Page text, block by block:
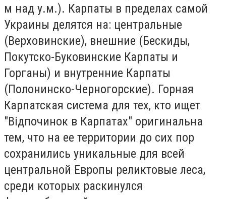
м над у.м.). Карпаты в пределах самой
Украины делятся на: центральные
(Верховинские), внешние (Бескиды,
Покутско-Буковинские Карпаты и
Горганы) и внутренние Карпаты
(Полонинско-Черногорские). Горная
Карпатская система для тех, кто ищет
"Відпочинок в Карпатах" оригинальна
тем, что на ее территории до сих пор
сохранились уникальные для всей
центральной Европы реликтовые леса,
среди которых раскинулся